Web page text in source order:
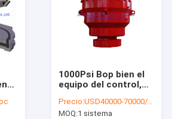
1000Psi Bop bien el
equipo del control,
perforación del
desviador
Precio:USD40000-70000/set
MOQ:1 sistema